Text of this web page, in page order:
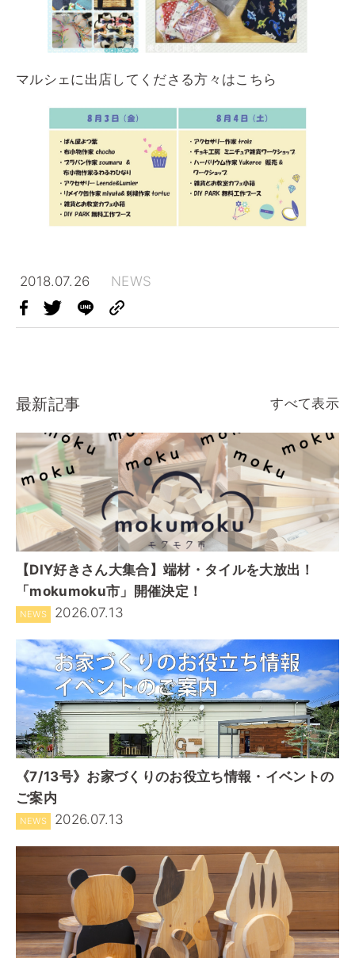
マルシェに出店してくださる方々はこちら
2018.07.26 NEWS
最新記事 すべて表示
【DIY好きさん大集合】端材・タイルを大放出！
「mokumoku市」開催決定！
NEWS 2026.07.13
《7/13号》お家づくりのお役立ち情報・イベントの
ご案内
NEWS 2026.07.13